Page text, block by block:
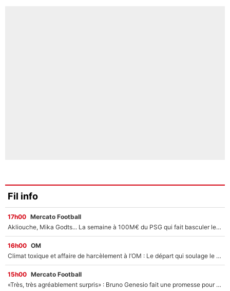
Fil info
17h00 Mercato Football
Akliouche, Mika Godts... La semaine à 100M€ du PSG qui fait basculer le mercato du PSG !
16h00 OM
Climat toxique et affaire de harcèlement à l’OM : Le départ qui soulage le vestiaire de Bruno Genesio
15h00 Mercato Football
«Très, très agréablement surpris» : Bruno Genesio fait une promesse pour la suite du mercato de l’OM et rassure les supporters